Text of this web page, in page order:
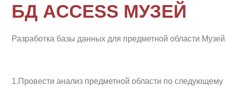
БД ACCESS МУЗЕЙ
Разработка базы данных для предметной области
1.Провести анализ предметной области по следующему